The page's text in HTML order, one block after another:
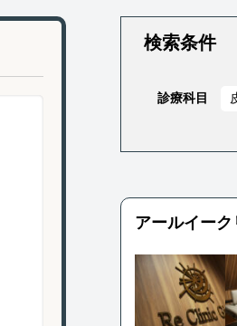
検索条件
診療科目
アールイー